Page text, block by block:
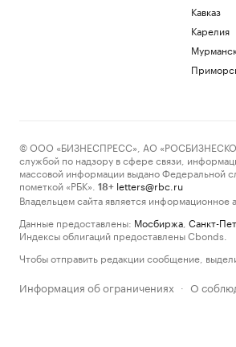
Кавказ
Карелия
© ООО «БИЗНЕСПРЕСС», АО
службой по надзору в сфере связи,
массовой информации выдано Федеральной
пометкой «РБК».
18+ letters@rbc.ru
Владельцем сайта является информационное
Данные предоставлены: Мосбиржа Санкт-
Индексы облигаций предоставлены Cbonds.
Чтобы отправить редакции сообщение,
Информация об ограничениях · О